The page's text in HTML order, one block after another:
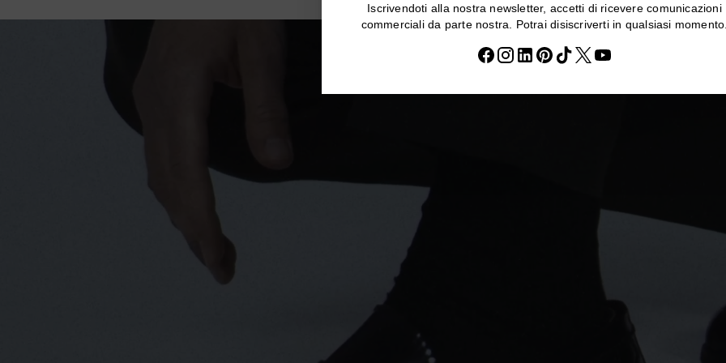
Iscrivendoti alla nostra newsletter, accetti di ricevere comunicazioni
commerciali da parte nostra. Potrai disiscriverti in qualsiasi